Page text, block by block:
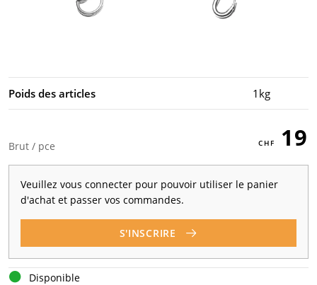
Poids des articles 1kg
Brut / pce 19
Veuillez vous connecter pour pouvoir utiliser le panier
d'achat et passer vos commandes.
S'INSCRIRE
Disponible